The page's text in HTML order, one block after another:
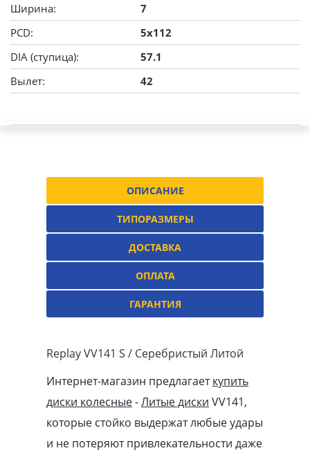
Ширина:
7
PCD:
5x112
DIA (ступица):
57.1
Вылет:
42
ОПИСАНИЕ
ТИПОРАЗМЕРЫ
ДОСТАВКА
ОПЛАТА
ГАРАНТИЯ
Replay VV141 S / Серебристый Литой
Интернет-магазин предлагаеткупить
диски колесные-Литые диски VV141,
которые стойко выдержат любые удары
и не потеряют привлекательности даже